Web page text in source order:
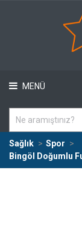
MENÜ
Sağlık
Spor
Bingöl Doğumlu